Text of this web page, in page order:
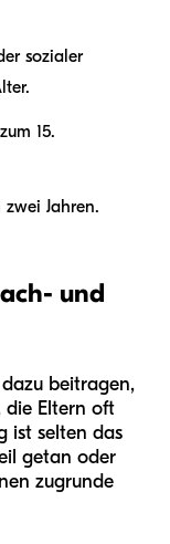
sozialer
15.
Jahren.
und
dazu beitragen,
die Eltern oft
ist selten das
getan oder
zugrunde